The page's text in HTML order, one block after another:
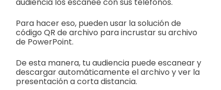
Para hacer eso, pueden usar la solución de
código QR de archivo para incrustar su archivo
de PowerPoint.
De esta manera, tu audiencia puede escanear y
descargar automáticamente el archivo y ver la
presentación a corta distancia.